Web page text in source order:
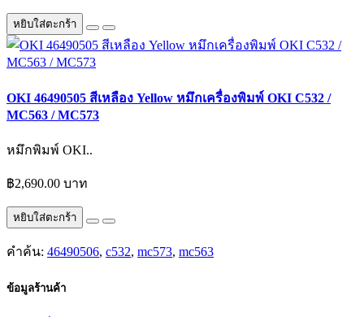
หยิบใส่ตะกร้า
OKI 46490505 สีเหลือง Yellow หมึกเครื่องพิมพ์ OKI C532 /
MC563 / MC573
หมึกพิมพ์ OKI..
฿2,690.00 บาท
หยิบใส่ตะกร้า
คำค้น: 46490506, c532, mc573, mc563
ข้อมูลร้านค้า